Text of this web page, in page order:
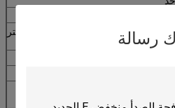
رسالة
5 ملليمتر / 6 ملليمتر + 9 a / 12a + 5 ملليمتر / 6 ملليمتر